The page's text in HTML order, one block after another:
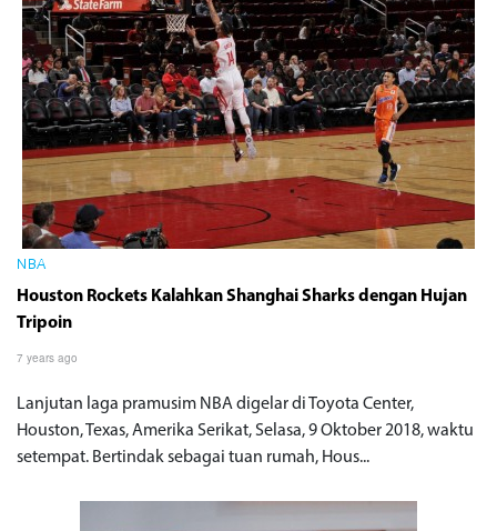
NBA
Houston Rockets Kalahkan Shanghai Sharks dengan Hujan
Tripoin
7 years ago
Lanjutan laga pramusim NBA digelar di Toyota Center,
Houston, Texas, Amerika Serikat, Selasa, 9 Oktober 2018, waktu
setempat. Bertindak sebagai tuan rumah, Hous...